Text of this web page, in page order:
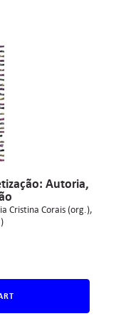
Autoria,
Cristina Corais (org.)